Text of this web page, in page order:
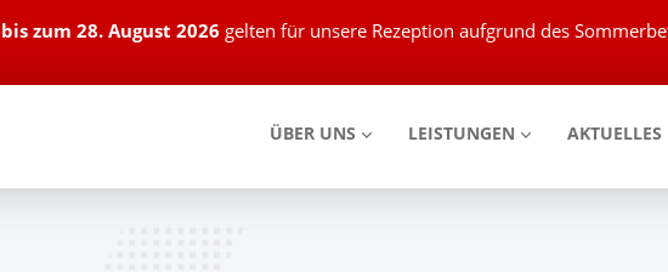
zum 28. August 2026 gelten für unsere Rezeption aufgrund des
ÜBER UNS LEISTUNGEN AKTUELLES